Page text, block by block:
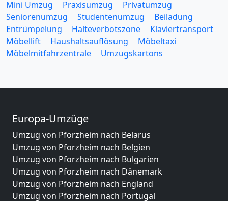
Mini Umzug
Praxisumzug
Privatumzug
Seniorenumzug
Studentenumzug
Beiladung
Entrümpelung
Halteverbotszone
Klaviertransport
Möbellift
Haushaltsauflösung
Möbeltaxi
Möbelmitfahrzentrale
Umzugskartons
Europa-Umzüge
Umzug von Pforzheim nach Belarus
Umzug von Pforzheim nach Belgien
Umzug von Pforzheim nach Bulgarien
Umzug von Pforzheim nach Dänemark
Umzug von Pforzheim nach England
Umzug von Pforzheim nach Portugal